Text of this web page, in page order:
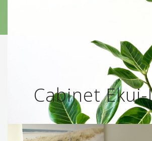
Cabinet